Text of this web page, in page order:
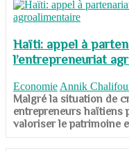
Haïti: appel à
l’entrepreneuriat
Economie Annik
​​​​​​​Malgré la situation de
entrepreneurs haïtiens
valoriser le patrimoine